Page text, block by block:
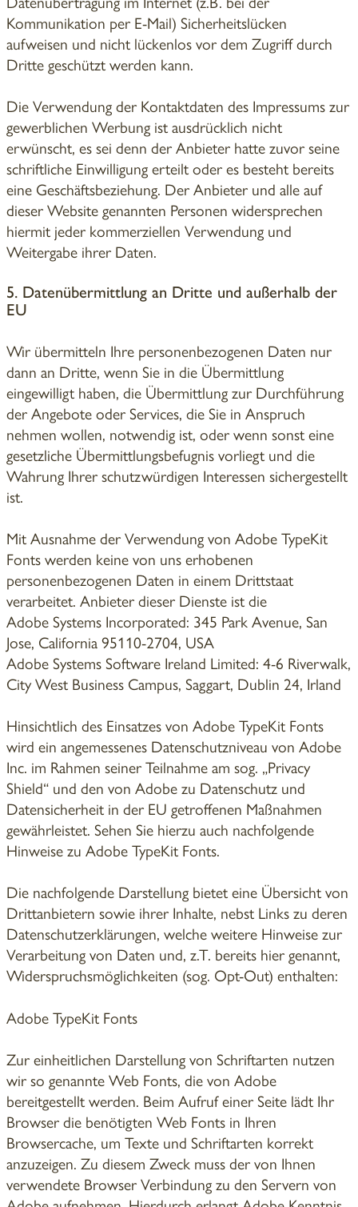
Kommunikation per E-Mail) Sicherheitslücken
aufweisen und nicht lückenlos vor dem Zugriff durch
Dritte geschützt werden kann.
Die Verwendung der Kontaktdaten des Impressums zur
gewerblichen Werbung ist ausdrücklich nicht
erwünscht, es sei denn der Anbieter hatte zuvor seine
schriftliche Einwilligung erteilt oder es besteht bereits
eine Geschäftsbeziehung. Der Anbieter und alle auf
dieser Website genannten Personen widersprechen
hiermit jeder kommerziellen Verwendung und
Weitergabe ihrer Daten.
5. Datenübermittlung an Dritte und außerhalb der
EU
Wir übermitteln Ihre personenbezogenen Daten nur
dann an Dritte, wenn Sie in die Übermittlung
eingewilligt haben, die Übermittlung zur Durchführung
der Angebote oder Services, die Sie in Anspruch
nehmen wollen, notwendig ist, oder wenn sonst eine
gesetzliche Übermittlungsbefugnis vorliegt und die
Wahrung Ihrer schutzwürdigen Interessen sichergestellt
ist.
Mit Ausnahme der Verwendung von Adobe TypeKit
Fonts werden keine von uns erhobenen
personenbezogenen Daten in einem Drittstaat
verarbeitet. Anbieter dieser Dienste ist die
Adobe Systems Incorporated: 345 Park Avenue, San
Jose, California 95110-2704, USA
Adobe Systems Software Ireland Limited: 4-6 Riverwalk,
City West Business Campus, Saggart, Dublin 24, Irland
Hinsichtlich des Einsatzes von Adobe TypeKit Fonts
wird ein angemessenes Datenschutzniveau von Adobe
Inc. im Rahmen seiner Teilnahme am sog. „Privacy
Shield“ und den von Adobe zu Datenschutz und
Datensicherheit in der EU getroffenen Maßnahmen
gewährleistet. Sehen Sie hierzu auch nachfolgende
Hinweise zu Adobe TypeKit Fonts.
Die nachfolgende Darstellung bietet eine Übersicht von
Drittanbietern sowie ihrer Inhalte, nebst Links zu deren
Datenschutzerklärungen, welche weitere Hinweise zur
Verarbeitung von Daten und, z.T. bereits hier genannt,
Widerspruchsmöglichkeiten (sog. Opt-Out) enthalten:
Adobe TypeKit Fonts
Zur einheitlichen Darstellung von Schriftarten nutzen
wir so genannte Web Fonts, die von Adobe
bereitgestellt werden. Beim Aufruf einer Seite lädt Ihr
Browser die benötigten Web Fonts in Ihren
Browsercache, um Texte und Schriftarten korrekt
anzuzeigen. Zu diesem Zweck muss der von Ihnen
verwendete Browser Verbindung zu den Servern von